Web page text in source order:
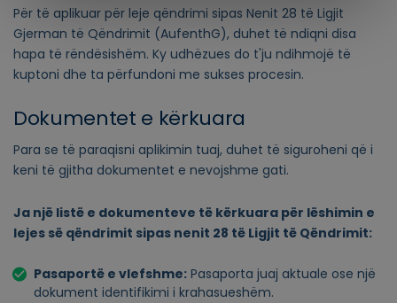
Për të aplikuar për leje qëndrimi sipas Nenit 28 të Ligjit
Gjerman të Qëndrimit (AufenthG), duhet të ndiqni disa
hapa të rëndësishëm. Ky udhëzues do t'ju ndihmojë të
kuptoni dhe ta përfundoni me sukses procesin.
Dokumentet e kërkuara
Para se të paraqisni aplikimin tuaj, duhet të siguroheni që i
keni të gjitha dokumentet e nevojshme gati.
Ja një listë e dokumenteve të kërkuara për lëshimin e
lejes së qëndrimit sipas nenit 28 të Ligjit të Qëndrimit:
Pasaportë e vlefshme: Pasaporta juaj aktuale ose një
dokument identifikimi i krahasueshëm.